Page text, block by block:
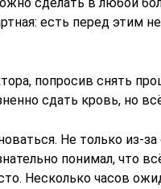
есть перед этим
попросив снять
сдать кровь, но
Не только из-
понимал, что
Несколько часов